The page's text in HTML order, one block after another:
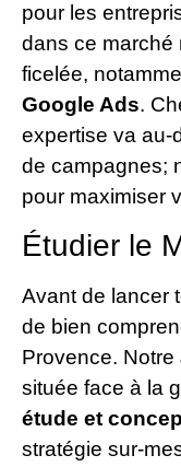
pour les
dans ce marché
ficelée,
Google Ads.
expertise va au-
de campagnes;
pour maximiser
Étudier le
Avant de lancer
de bien
Provence. Notre
située face à la
étude et
stratégie sur-